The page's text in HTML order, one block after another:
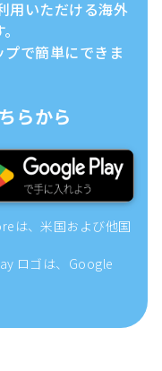
用いただける海外
で簡単にできま
らから
は、米国および他国
ロゴは、Google